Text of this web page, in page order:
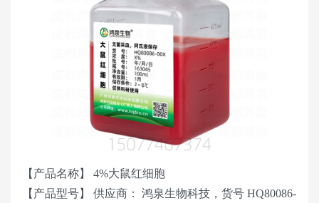
【产品名称】 4%大鼠红细胞
【产品型号】 供应商： 鸿泉生物科技，货号 HQ80086-